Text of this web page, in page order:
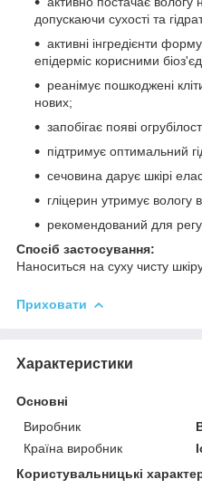
допускаючи сухості та
активні інгредієнти
епідерміс корисними
реанімує пошкоджені
нових;
запобігає появі
підтримує оптимальний
сечовина дарує шкірі
гліцерин утримує вологу
рекомендований для
Спосіб застосування:
Наноситься на суху чисту
Приховати
Характеристики
Основні
Виробник
Країна виробник
Користувальницькі